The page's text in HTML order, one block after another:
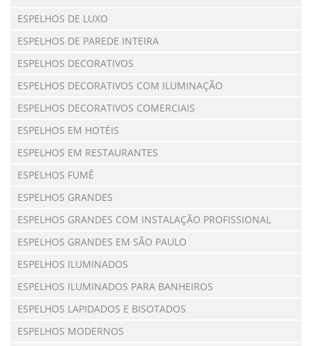
ESPELHOS DE LUXO
ESPELHOS DE PAREDE INTEIRA
ESPELHOS DECORATIVOS
ESPELHOS DECORATIVOS COM ILUMINAÇÃO
ESPELHOS DECORATIVOS COMERCIAIS
ESPELHOS EM HOTÉIS
ESPELHOS EM RESTAURANTES
ESPELHOS FUMÊ
ESPELHOS GRANDES
ESPELHOS GRANDES COM INSTALAÇÃO PROFISSIONAL
ESPELHOS GRANDES EM SÃO PAULO
ESPELHOS ILUMINADOS
ESPELHOS ILUMINADOS PARA BANHEIROS
ESPELHOS LAPIDADOS E BISOTADOS
ESPELHOS MODERNOS